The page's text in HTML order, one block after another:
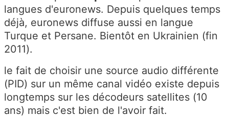
langues d'euronews. Depuis quelques temps
déjà, euronews diffuse aussi en langue
Turque et Persane. Bientôt en Ukrainien (fin
2011).
le fait de choisir une source audio différente
(PID) sur un même canal vidéo existe depuis
longtemps sur les décodeurs satellites (10
ans) mais c'est bien de l'avoir fait.